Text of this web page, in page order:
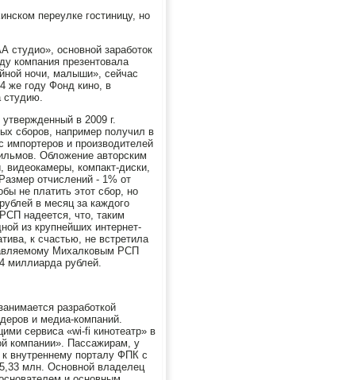
переулке гостиницу, но
основной заработок
компания презентовала
ночи, малыши», сейчас
же году Фонд кино, в
студию.
в 2009 г.
сборов, например получил в
импортеров и производителей
Обложение авторским
видеокамеры, компакт-диски,
отчислений - 1% от
не платить этот сбор, но
в месяц за каждого
надеется, что, таким
из крупнейших интернет-
к счастью, не встретила
Михалковым РСП
миллиарда рублей.
разработкой
и медиа-компаний.
сервиса «wi-fi кинотеатр» в
компании». Пассажирам, у
внутреннему порталу ФПК с
млн. Основной владелец